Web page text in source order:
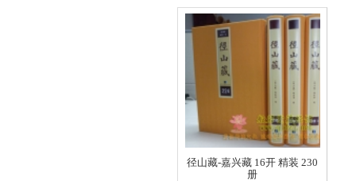
径山藏-嘉兴藏 16开 精装 230
册